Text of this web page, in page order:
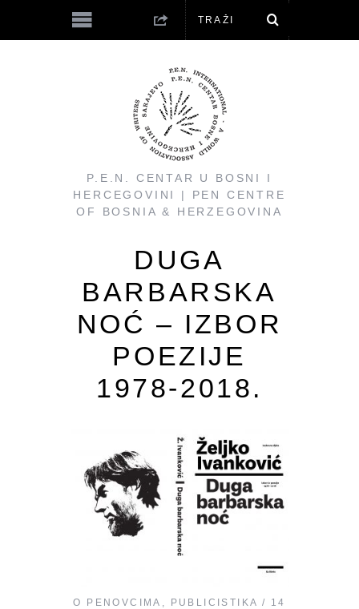
P.E.N. CENTAR U BOSNI I
HERCEGOVINI | PEN CENTRE
OF BOSNIA & HERZEGOVINA
DUGA
BARBARSKA
NOĆ – IZBOR
POEZIJE
1978-2018.
O PENOVCIMA PUBLICISTIKA
14